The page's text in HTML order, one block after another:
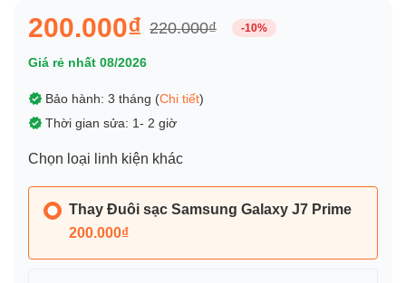
200.000₫ 220.000₫ -10%
Giá rẻ nhất 08/2026
Bảo hành: 3 tháng (Chi tiết)
Thời gian sửa: 1- 2 giờ
Chọn loại linh kiện khác
Thay Đuôi sạc Samsung Galaxy J7 Prime
200.000₫